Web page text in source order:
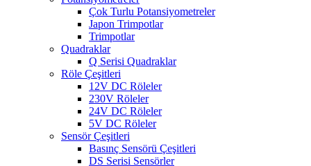
Çok Turlu Potansiyometreler
Japon Trimpotlar
Trimpotlar
Quadraklar
Q Serisi Quadraklar
Röle Çeşitleri
12V DC Röleler
230V Röleler
24V DC Röleler
5V DC Röleler
Sensör Çeşitleri
Basınç Sensörü Çeşitleri
DS Serisi Sensörler